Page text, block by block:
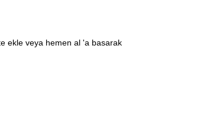
ekle veya hemen al 'a basarak